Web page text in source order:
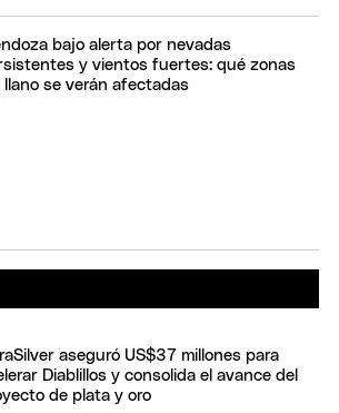
bajo alerta por nevadas
y vientos fuertes: qué zonas
llano se verán afectadas
aseguró US$37 millones para
Diablillos y consolida el avance del
de plata y oro